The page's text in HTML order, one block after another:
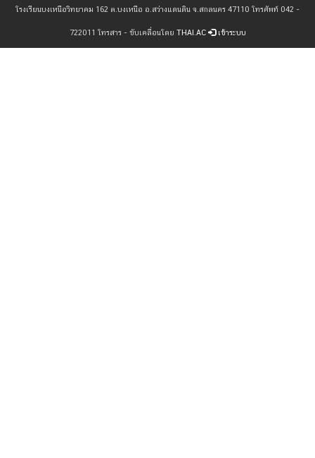
โรงเรียนบงเหนือวิทยาคม 162 ต.บงเหนือ อ.สว่างแดนดิน จ.สกลนคร 47110 โทรศัพท์ 042 -
722011 โทรสาร - ขับเคลื่อนโดย THAI.AC เข้าระบบ